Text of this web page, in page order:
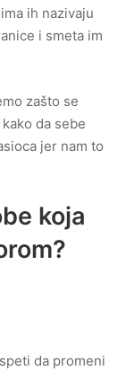
ih nazivaju
i smeta im
zašto se
da sebe
jer nam to
koja
da promeni